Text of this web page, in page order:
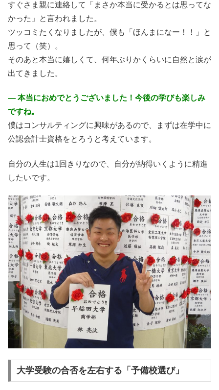
すぐさま親に連絡して「まさか本当に受かるとは思ってな
かった」と言われました。
ツッコミたくなりましたが、僕も「ほんまになー！！」と
思って（笑）。
そのあと本当に嬉しくて、何年ぶりかくらいに自然と涙が
出てきました。
― 本当におめでとうございました！今後の学びも楽しみ
ですね。
僕はコンサルティングに興味があるので、まずは在学中に
公認会計士資格をとろうと考えています。
自分の人生は1回きりなので、自分が納得いくように精進
したいです。
大学受験の合否を左右する「予備校選び」